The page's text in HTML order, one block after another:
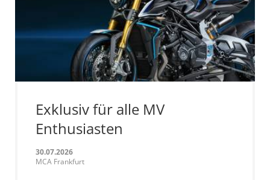
Exklusiv für alle MV
Enthusiasten
30.07.2026
MCA Frankfurt